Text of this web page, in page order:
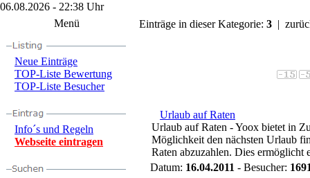
06.08.2026 - 22:38 Uhr
Menü
Neue Einträge
TOP-Liste Bewertung
TOP-Liste Besucher
Info´s und Regeln
Webseite eintragen
Einträge in dieser Kategorie: 3 |
Urlaub auf Raten
Urlaub auf Raten - Yoox bietet in
Möglichkeit den nächsten Urlaub
Raten abzuzahlen. Dies ermöglicht
Datum: 16.04.2011 - Besucher: